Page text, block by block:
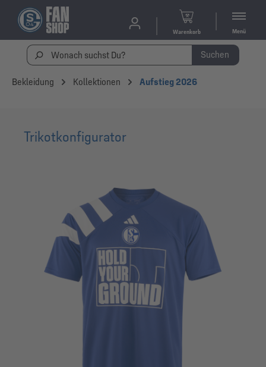
Warenkorb Menü
Suchen
Bekleidung Kollektionen Aufstieg 2026